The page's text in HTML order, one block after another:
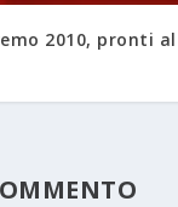
2010, pronti